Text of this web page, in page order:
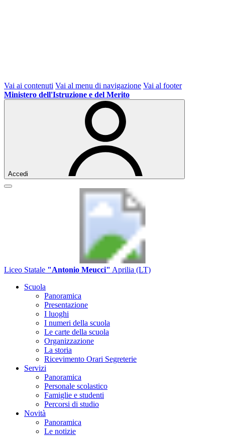
Vai ai contenuti Vai al menu di navigazione Vai al footer
Ministero dell'Istruzione e del Merito
Accedi
Liceo Statale "Antonio Meucci" Aprilia (LT)
Scuola
Panoramica
Presentazione
I luoghi
I numeri della scuola
Le carte della scuola
Organizzazione
La storia
Ricevimento Orari Segreterie
Servizi
Panoramica
Personale scolastico
Famiglie e studenti
Percorsi di studio
Novità
Panoramica
Le notizie